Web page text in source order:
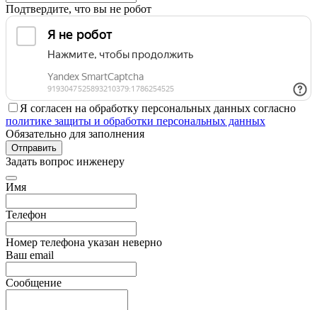
Подтвердите, что вы не робот
Я согласен на обработку персональных данных согласно
политике защиты и обработки персональных данных
Обязательно для заполнения
Отправить
Задать вопрос инженеру
Имя
Телефон
Номер телефона указан неверно
Ваш email
Сообщение